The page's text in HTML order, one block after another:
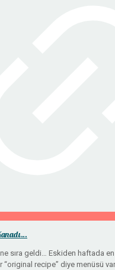
sıra geldi… Eskiden haftada
“original recipe” diye menüsü